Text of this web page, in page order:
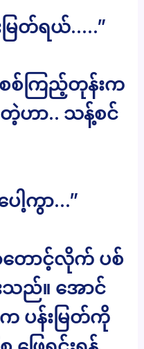
းမြတ်ရယ်…..”
စစ်ကြည့်တုန်းက
ဟာ.. သန့်စင်
ေါ့ကွာ…”
တောင့်လိုက် ပစ်
သည်။ အောင်
က ပန်းမြတ်ကို